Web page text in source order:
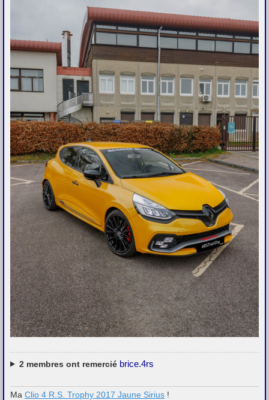
2membres ont remercié brice.4rs
Ma Clio 4 R.S. Trophy 2017 Jaune Sirius !